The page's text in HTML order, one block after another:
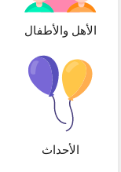
الأهل والأطفال
الأحداث